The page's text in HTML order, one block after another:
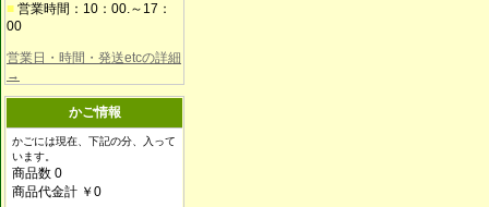
■ 営業時間：10：00.～17：
00
営業日・時間・発送etcの詳細
→
かご情報
かごには現在、下記の分、入って
います。
商品数 0
商品代金計 ￥0